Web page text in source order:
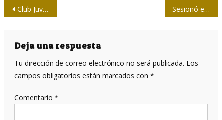
Navegación
entradas
Club Juvenil de la prensa santiaguera: voluntad y sueños Sesionó este miércoles el Consejo de Ministros
Deja una respuesta
Tu dirección de correo electrónico no será publicada. Los
campos obligatorios están marcados con *
Comentario *